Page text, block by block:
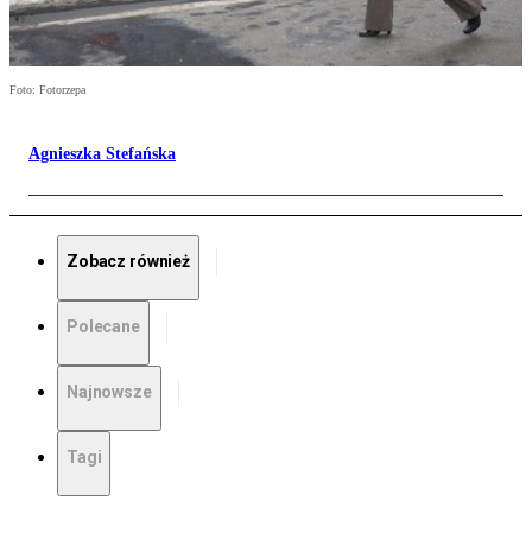
Foto: Fotorzepa
Agnieszka Stefańska
Zobacz również
Polecane
Najnowsze
Tagi